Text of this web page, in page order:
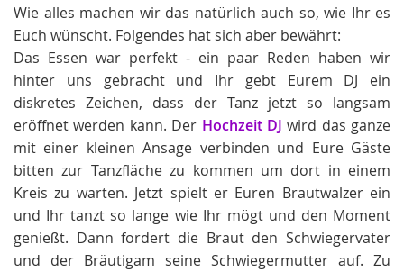
Wie alles machen wir das natürlich auch so, wie Ihr es
Euch wünscht. Folgendes hat sich aber bewährt:
Das Essen war perfekt - ein paar Reden haben wir
hinter uns gebracht und Ihr gebt Eurem DJ ein
diskretes Zeichen, dass der Tanz jetzt so langsam
eröffnet werden kann. Der Hochzeit DJ wird das ganze
mit einer kleinen Ansage verbinden und Eure Gäste
bitten zur Tanzfläche zu kommen um dort in einem
Kreis zu warten. Jetzt spielt er Euren Brautwalzer ein
und Ihr tanzt so lange wie Ihr mögt und den Moment
genießt. Dann fordert die Braut den Schwiegervater
und der Bräutigam seine Schwiegermutter auf. Zu